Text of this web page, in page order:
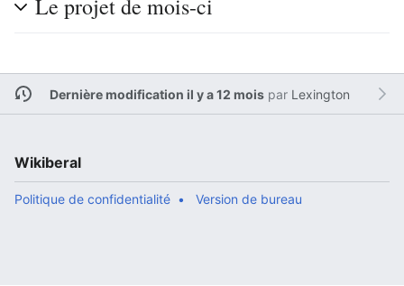
Le projet de mois-ci
Dernière modification il y a 12 moispar Lexington
Wikiberal
Politique de confidentialité Version de bureau